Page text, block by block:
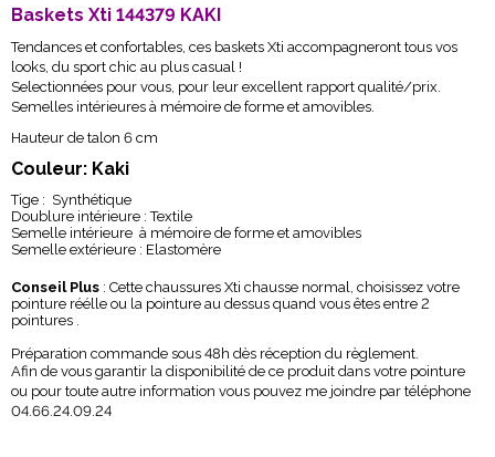
Baskets Xti 144379 KAKI
Tendances et confortables, ces baskets Xti accompagneront tous vos
looks, du sport chic au plus casual !
Selectionnées pour vous, pour leur excellent rapport qualité/prix.
Semelles intérieures à mémoire de forme et amovibles.
Hauteur de talon 6 cm
Couleur: Kaki
Tige : Synthétique
Doublure intérieure : Textile
Semelle intérieure à mémoire de forme et amovibles
Semelle extérieure : Elastomère
Conseil Plus : Cette chaussures Xti chausse normal, choisissez votre
pointure réélle ou la pointure au dessus quand vous êtes entre 2
pointures .
Préparation commande sous 48h dès réception du règlement.
Afin de vous garantir la disponibilité de ce produit dans votre pointure
ou pour toute autre information vous pouvez me joindre par téléphone
04.66.24.09.24